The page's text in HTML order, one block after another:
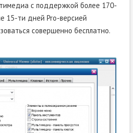
с поддержкой более 170-
15-ти дней Pro-версией
совершенно бесплатно.